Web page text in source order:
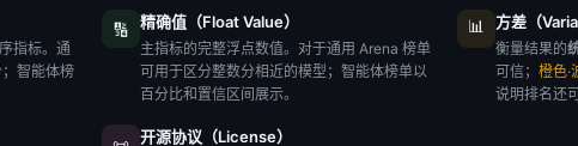
指标。通
智能体榜
🔢 精确值（Float Value）
主指标的完整浮点数值。对于通用 Arena 榜单
可用于区分整数分相近的模型；智能体榜单以
百分比和置信区间展示。
📊 方差（
衡量结果的
可信； 橙色·
说明排名还
开源协议（License）